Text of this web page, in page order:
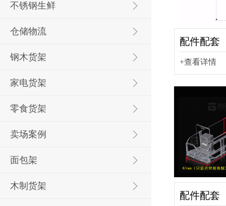
不锈钢生鲜
仓储物流
钢木货架
家电货架
零食货架
卖场案例
面包架
木制货架
配件配套
+查看详情
配件配套